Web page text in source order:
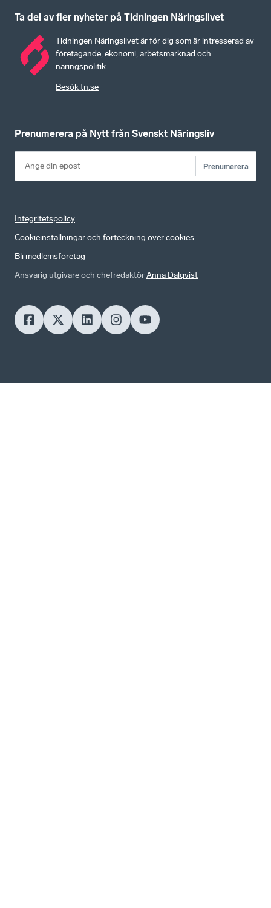
Ta del av fler nyheter på Tidningen Näringslivet
Tidningen Näringslivet är för dig som är intresserad av
företagande, ekonomi, arbetsmarknad och
näringspolitik.
Besök tn.se
Prenumerera på Nytt från Svenskt Näringsliv
Prenumerera
Integritetspolicy
Cookieinställningar och förteckning över cookies
Bli medlemsföretag
Ansvarig utgivare och chefredaktörAnna Dalqvist